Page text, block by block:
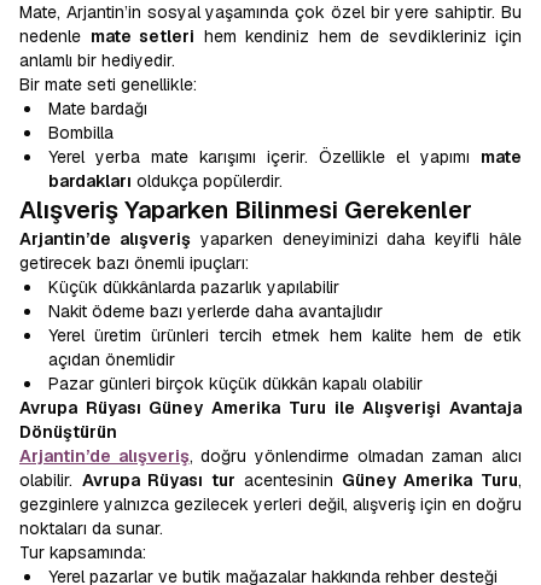
Mate, Arjantin’in sosyal yaşamında çok özel bir yere sahiptir. Bu
nedenle mate setleri hem kendiniz hem de sevdikleriniz için
anlamlı bir hediyedir.
Bir mate seti genellikle:
Mate bardağı
Bombilla
Yerel yerba mate karışımı içerir. Özellikle el yapımı mate
bardakları oldukça popülerdir.
Alışveriş Yaparken Bilinmesi Gerekenler
Arjantin’de alışverişyaparken deneyiminizi daha keyifli hâle
getirecek bazı önemli ipuçları:
Küçük dükkânlarda pazarlık yapılabilir
Nakit ödeme bazı yerlerde daha avantajlıdır
Yerel üretim ürünleri tercih etmek hem kalite hem de etik
açıdan önemlidir
Pazar günleri birçok küçük dükkân kapalı olabilir
Avrupa Rüyası Güney Amerika Turu ile Alışverişi Avantaja
Dönüştürün
Arjantin’de alışveriş, doğru yönlendirme olmadan zaman alıcı
olabilir. Avrupa Rüyası tur acentesinin Güney Amerika Turu,
gezginlere yalnızca gezilecek yerleri değil, alışveriş için en doğru
noktaları da sunar.
Tur kapsamında:
Yerel pazarlar ve butik mağazalar hakkında rehber desteği